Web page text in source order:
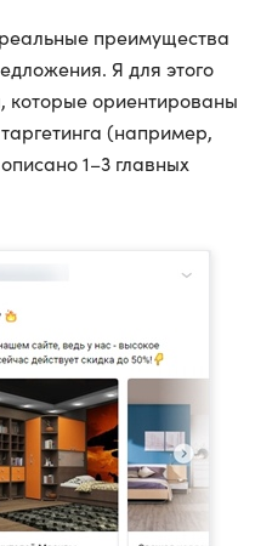
преимущества
Я для этого
которые ориентированы
(например,
1–3 главных